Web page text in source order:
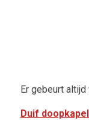
Er gebeurt
Duif